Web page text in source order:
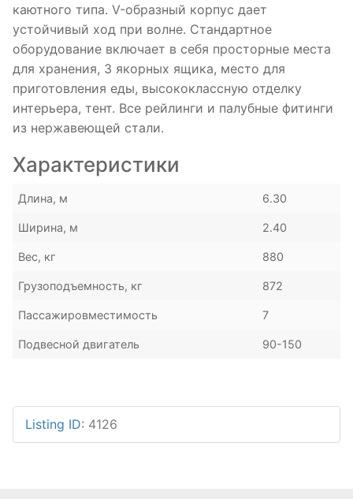
каютного типа. V-образный корпус дает
устойчивый ход при волне. Стандартное
оборудование включает в себя просторные места
для хранения, 3 якорных ящика, место для
приготовления еды, высококлассную отделку
интерьера, тент. Все рейлинги и палубные фитинги
из нержавеющей стали.
Характеристики
Длина, м 6.30
Ширина, м 2.40
Вес, кг 880
Грузоподъемность, кг 872
Пассажировместимость 7
Подвесной двигатель 90-150
Listing ID: 4126